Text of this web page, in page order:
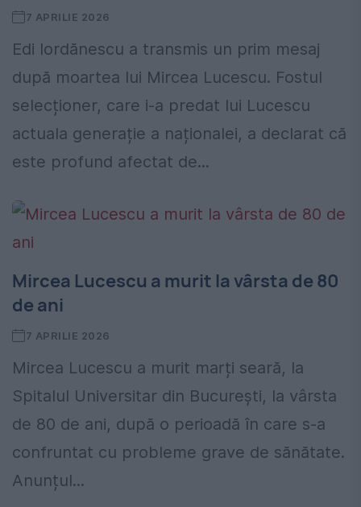
7 APRILIE 2026
Edi Iordănescu a transmis un prim mesaj
după moartea lui Mircea Lucescu. Fostul
selecționer, care i-a predat lui Lucescu
actuala generație a naționalei, a declarat că
este profund afectat de...
Mircea Lucescu a murit la vârsta de 80
de ani
7 APRILIE 2026
Mircea Lucescu a murit marți seară, la
Spitalul Universitar din București, la vârsta
de 80 de ani, după o perioadă în care s-a
confruntat cu probleme grave de sănătate.
Anunțul...